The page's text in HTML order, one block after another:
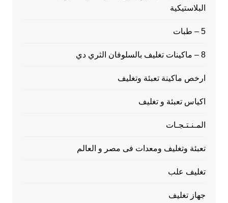
البلاستيكية
5 – طبات
8 – ماكينات تغليف بالسلوفان الثري دي
ارخص ماكينة تعبئة وتغليف
اكياس تعبئة و تغليف
المـنـتـجـات
تعبئة وتغليف ومعدات فى مصر و العالم
تغليف علب
جهاز تغليف